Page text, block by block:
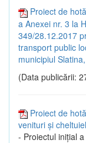
Proiect de
a Anexei nr. 3 la
349/28.12.2017
transport public
municipiul
(Data publicării:
Proiect de
venituri și
- Proiectul inițial